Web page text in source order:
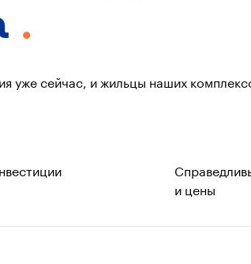
уже сейчас, и жильцы наших
и цены